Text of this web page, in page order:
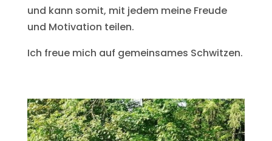
und kann somit, mit jedem meine Freude
und Motivation teilen.
Ich freue mich auf gemeinsames Schwitzen.